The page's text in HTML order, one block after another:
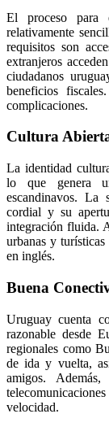
El proceso para
relativamente
requisitos son
extranjeros
ciudadanos
beneficios
complicaciones.
Cultura
La identidad
lo que genera
escandinavos. La
cordial y su
integración fluida.
urbanas y
en inglés.
Buena
Uruguay cuenta
razonable desde
regionales como
de ida y vuelta,
amigos.
velocidad.